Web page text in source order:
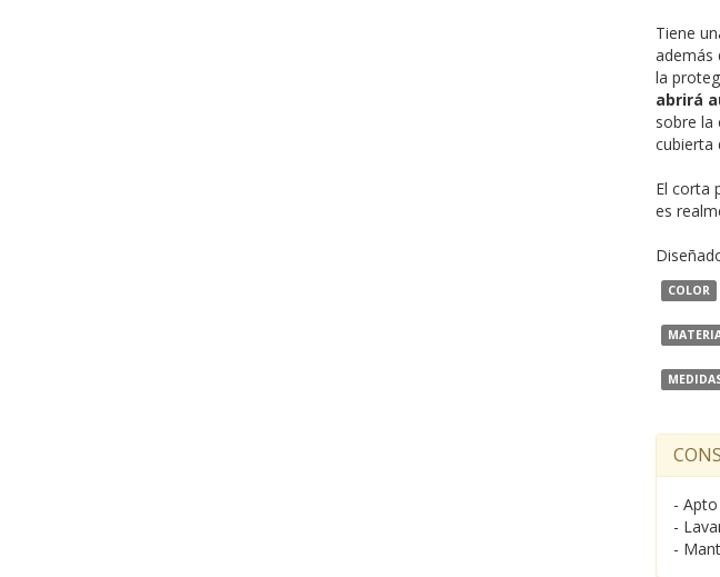
Tiene
además
la
abrirá
sobre la
cubierta
El corta
es
COLOR
-
-
-